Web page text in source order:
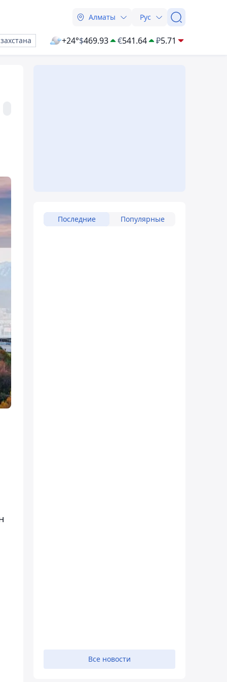
Алматы Рус
+24°$469.93 €541.64 ₽5.71
Последние Популярные
Все новости